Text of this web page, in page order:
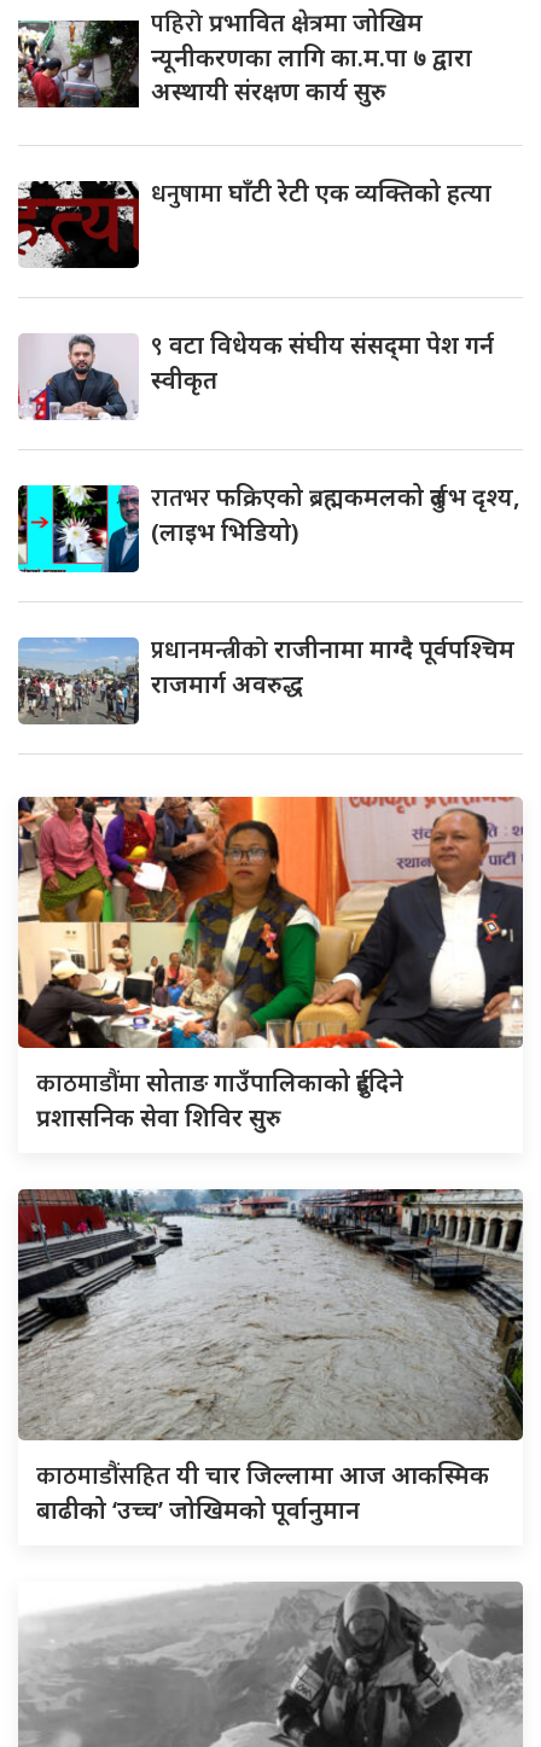
पहिरोप्रभावित क्षेत्रमा जोखिम
न्यूनीकरणका लागि का.म.पा ७ द्वारा
अस्थायी संरक्षण कार्य सुरु
धनुषामाघाँटी रेटी एक व्यक्तिको हत्या
९ वटा विधेयक संघीय संसद्‌मा पेश गर्न
स्वीकृत
रातभरफक्रिएको ब्रह्मकमलको दुर्लभ दृश्य,
(लाइभ भिडियो)
प्रधानमन्त्रीकोराजीनामा माग्दै पूर्वपश्चिम
राजमार्ग अवरुद्ध
काठमाडौंमासोताङ गाउँपालिकाको दुईदिने
प्रशासनिक सेवा शिविर सुरु
काठमाडौंसहितयी चार जिल्लामा आज आकस्मिक
बाढीको ‘उच्च’ जोखिमको पूर्वानुमान